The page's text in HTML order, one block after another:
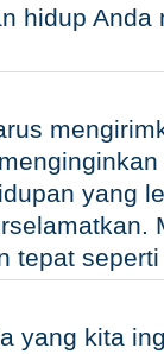
hidup Anda
yang
tepat
yang kita